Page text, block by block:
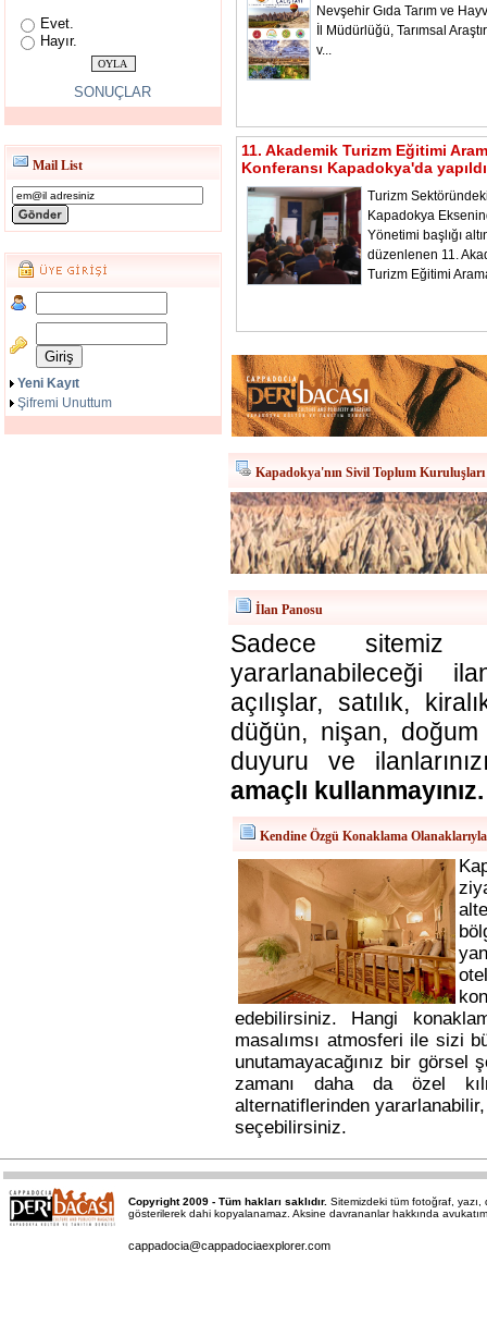
Evet.
Hayır.
SONUÇLAR
Mail List
Yeni Kayıt
Şifremi Unuttum
Nevşehir Gıda Tarım ve
İl Müdürlüğü, Tarımsal
v...
11. Akademik Turizm Eğitimi
Konferansı Kapadokya'da yapıldı
Turizm
Kapadokya
Yönetimi başlığı
düzenlenen 11.
Turizm Eğitimi
Kapadokya'nın Sivil Toplum Kuruluşları
İlan Panosu
Sadece sitemiz
yararlanabileceği
açılışlar, satılık,
düğün, nişan,
duyuru ve
amaçlı kullanmayınız.
Kendine Özgü Konaklama
edebilirsiniz. Hangi
masalımsı atmosferi ile sizi
unutamayacağınız bir görsel
zamanı daha da özel
alternatiflerinden
seçebilirsiniz.
Copyright 2009 - Tüm hakları saklıdır. Sitemizdeki tüm fotoğraf, yazı,
gösterilerek dahi kopyalanamaz. Aksine davrananlar hakkında
cappadocia@cappadociaexplorer.com